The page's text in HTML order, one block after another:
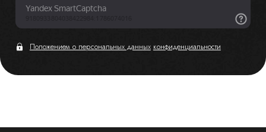
Положением о персональных данных конфиденциальности